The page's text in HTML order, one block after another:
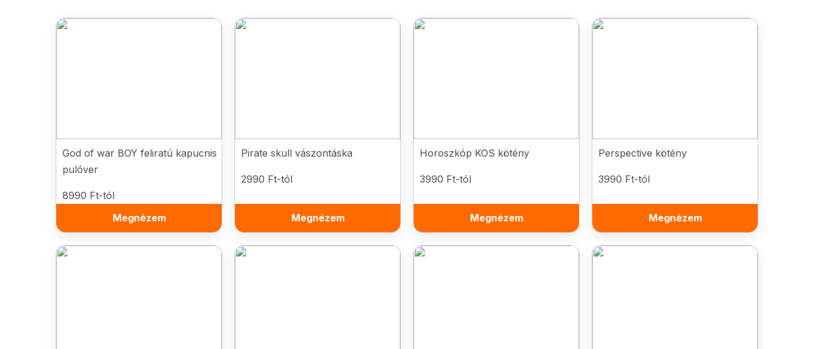
God of war BOY feliratú kapucnis
pulóver
8990 Ft-tól
Megnézem
Pirate skull vászontáska
2990 Ft-tól
Megnézem
Horoszkóp KOS kötény
3990 Ft-tól
Megnézem
Perspective kötény
3990 Ft-tól
Megnézem